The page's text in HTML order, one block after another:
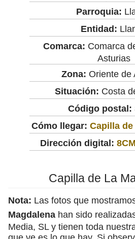
Parroquia:
Entidad:
Comarca: Comarca
Asturias
Zona: Oriente de
Situación: Costa
Código postal:
Cómo llegar: Capilla
Dirección digital:
Capilla de La
Nota: Las fotos que
Magdalena han sido
Media, SL y tienen toda